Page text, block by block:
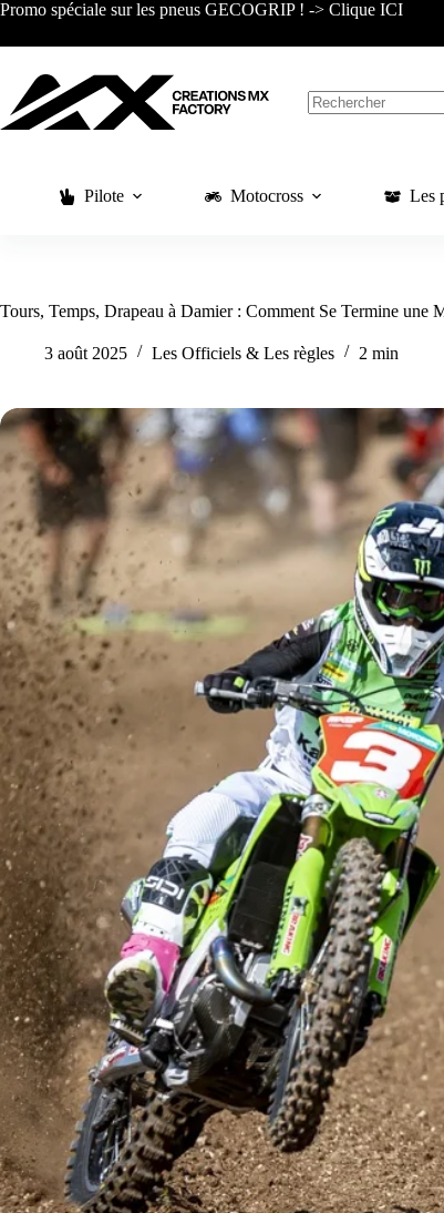
Passer
contenu
Promo spéciale sur les pneus GECOGRIP ! -> Clique ICI
Pilote Motocross Les
Tours, Temps, Drapeau à Damier : Comment Se Termine une
3 août 2025 Les Officiels & Les règles 2 min